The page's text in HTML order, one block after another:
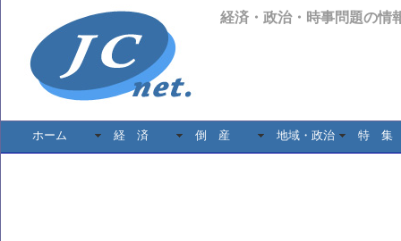
経済・政治・時事問題の情
ホーム 経 済 倒 産 地域・政治 特 集